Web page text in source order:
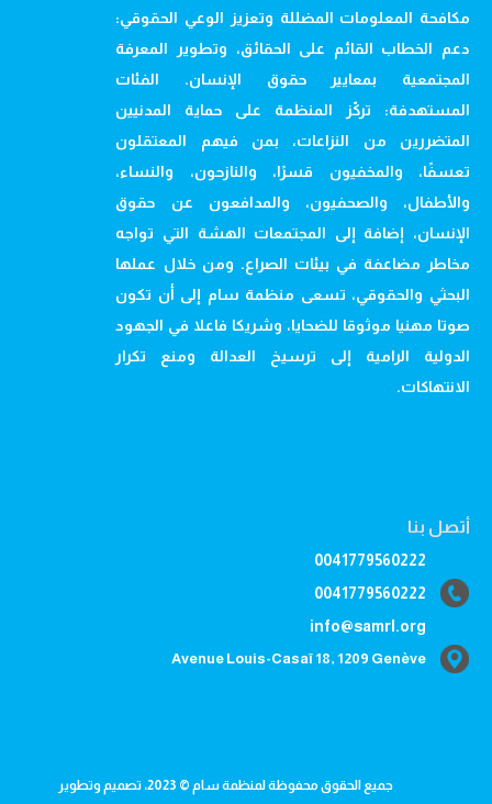
مكافحة المعلومات المضللة وتعزيز الوعي الحقوقي:
دعم الخطاب القائم على الحقائق، وتطوير المعرفة
المجتمعية بمعايير حقوق الإنسان. الفئات
المستهدفة: تركّز المنظمة على حماية المدنيين
المتضررين من النزاعات، بمن فيهم المعتقلون
تعسفًا، والمخفيون قسرًا، والنازحون، والنساء،
والأطفال، والصحفيون، والمدافعون عن حقوق
الإنسان، إضافة إلى المجتمعات الهشة التي تواجه
مخاطر مضاعفة في بيئات الصراع. ومن خلال عملها
البحثي والحقوقي، تسعى منظمة سام إلى أن تكون
صوتا مهنيا موثوقا للضحايا، وشريكا فاعلا في الجهود
الدولية الرامية إلى ترسيخ العدالة ومنع تكرار
الانتهاكات.
أتصل بنا
0041779560222
0041779560222
info@samrl.org
Avenue Louis-Casaï 18, 1209 Genève
جميع الحقوق محفوظة لمنظمة سام © 2023، تصميم وتطوير